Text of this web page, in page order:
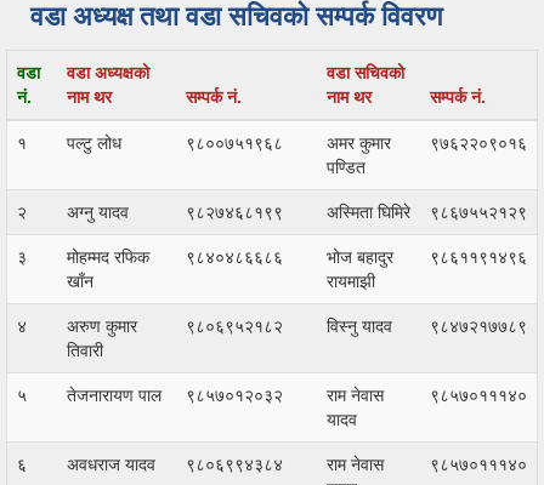
वडा अध्यक्ष तथा वडा सचिवको सम्पर्क विवरण
वडा
नं.
वडा अध्यक्षको
नाम थर
सम्पर्क नं.
वडा सचिवको
नाम थर
सम्पर्क नं.
१ पल्टु लोध ९८००७५१९६८
अमर कुमार
पण्डित
९७६२२०९०१६
२ अग्नु यादव ९८२७४६८१९९ अस्मिता घिमिरे ९८६७५५२१२९
३
मोहम्मद रफिक
खाँन
९८४०४८६६८६
भोज बहादुर
रायमाझी
९८६११९१४९६
४
अरुण कुमार
तिवारी
९८०६९५२१८२ विस्नु यादव ९८४७२१७७८९
५ तेजनारायण पाल ९८५७०१२०३२
राम नेवास
यादव
९८५७०१११४०
६ अवधराज यादव ९८०६९९४३८४
राम नेवास
९८५७०१११४०